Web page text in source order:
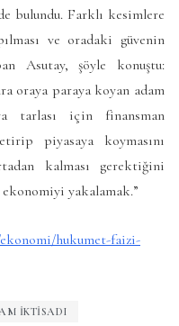
bulundu. Farklı kesimlere
ve oradaki güvenin
Asutay, şöyle konuştu:
oraya paraya koyan adam
tarlası için finansman
piyasaya koymasını
kalması gerektiğini
ekonomiyi yakalamak.”
hukumet-faizi-
IKTISADI